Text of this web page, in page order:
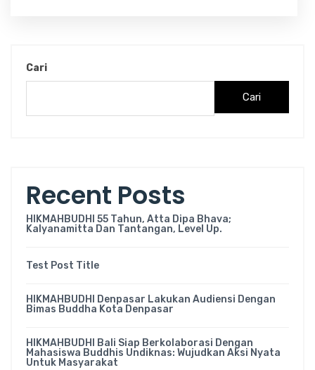
Cari
Cari
Recent Posts
HIKMAHBUDHI 55 Tahun, Atta Dipa Bhava;
Kalyanamitta Dan Tantangan, Level Up.
Test Post Title
HIKMAHBUDHI Denpasar Lakukan Audiensi Dengan
Bimas Buddha Kota Denpasar
HIKMAHBUDHI Bali Siap Berkolaborasi Dengan
Mahasiswa Buddhis Undiknas: Wujudkan Aksi Nyata
Untuk Masyarakat